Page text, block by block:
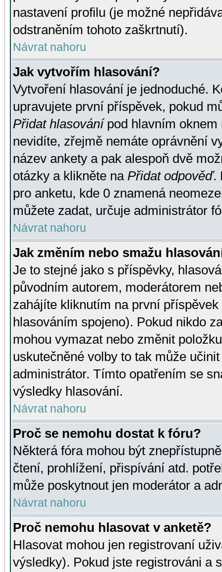
nastavení profilu (je možné
odstraněním tohoto zaškrtnutí).
Návrat nahoru
Jak vytvořím hlasování?
Vytvoření hlasování je jednoduché.
upravujete první příspěvek, pokud
Přidat hlasovánípod hlavním oknem
nevidíte, zřejmě nemáte oprávnění
název ankety a pak alespoň dvě
otázky a klikněte na Přidat odpověď.
pro anketu, kde 0 znamená
můžete zadat, určuje administrátor
Návrat nahoru
Jak změním nebo smažu
Je to stejné jako s příspěvky,
původním autorem, moderátorem
zahájíte kliknutím na první
hlasováním spojeno). Pokud nikdo
mohou vymazat nebo změnit
uskutečněné volby to tak může
administrátor. Tímto opatřením se
výsledky hlasování.
Návrat nahoru
Proč se nemohu dostat k fóru?
Některá fóra mohou být
čtení, prohlížení, přispívání atd.
může poskytnout jen moderátor a
Návrat nahoru
Proč nemohu hlasovat v anketě?
Hlasovat mohou jen registrovaní
výsledky). Pokud jste registrováni a